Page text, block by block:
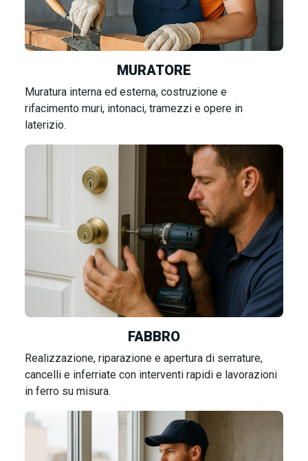
MURATORE
Muratura interna ed esterna, costruzione e
rifacimento muri, intonaci, tramezzi e opere in
laterizio.
FABBRO
Realizzazione, riparazione e apertura di serrature,
cancelli e inferriate con interventi rapidi e lavorazioni
in ferro su misura.